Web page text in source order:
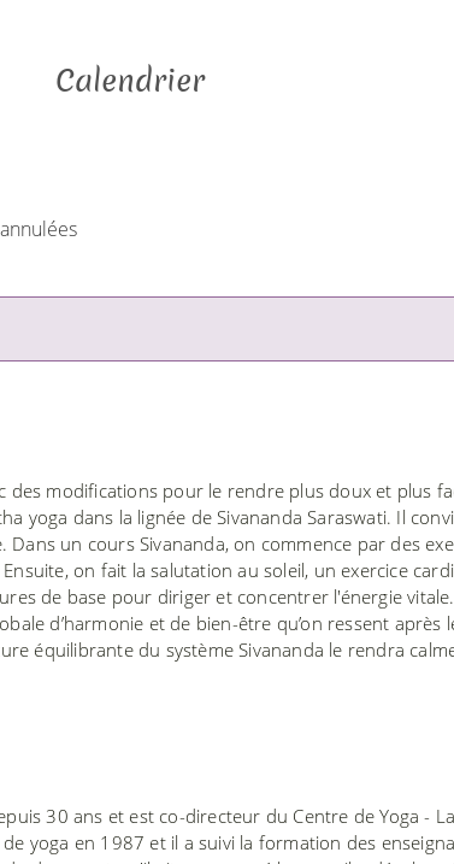
Calendrier
des modifications pour le rendre plus doux et plus
yoga dans la lignée de Sivananda Saraswati. Il
un cours Sivananda, on commence par des
on fait la salutation au soleil, un exercice
de base pour diriger et concentrer l'énergie
d’harmonie et de bien-être qu’on ressent après
équilibrante du système Sivananda le rendra
30 ans et est co-directeur du Centre de Yoga -
yoga en 1987 et il a suivi la formation des